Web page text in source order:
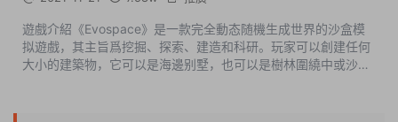
遊戲介紹《Evospace》是一款完全動态随機生成世界的沙盒模
拟遊戲，其主旨爲挖掘、探索、建造和科研。玩家可以創建任何
大小的建築物，它可以是海邊别墅，也可以是樹林圍繞中或沙丘